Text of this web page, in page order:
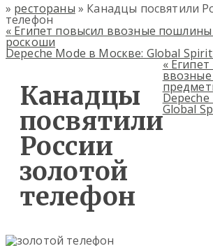
» рестораны » Канадцы посвятили
телефон
« Египет повысил ввозные
роскоши
Depeche Mode в Москве: Glоbal
Канадцы
посвятили
России
золотой
телефон
«Египет
Glоbal